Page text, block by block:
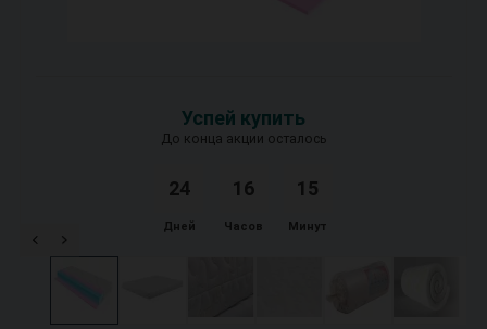
Успей купить
До конца акции осталось
24
Дней
1 6
Часов
1 5
Минут